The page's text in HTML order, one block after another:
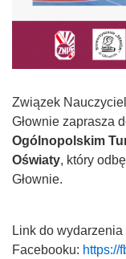
Związek
Głownie zaprasza
Ogólnopolskim
Oświaty, który
Głownie.
Link do wydarzenia
Facebooku: https://